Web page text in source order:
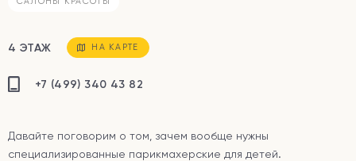
4 ЭТАЖ НА КАРТЕ
+7 (499) 340 43 82
Давайте поговорим о том, зачем вообще нужны
специализированные парикмахерские для детей.